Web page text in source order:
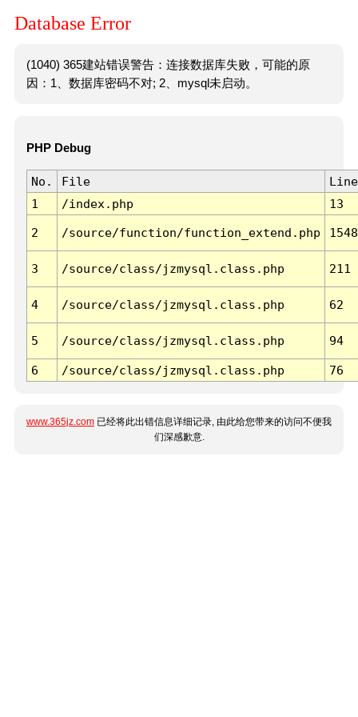
Database Error
(1040) 365建站错误警告：连接数据库失败，可能的原
因：1、数据库密码不对; 2、mysql未启动。
PHP Debug
No. File
Line
1
/index.php 13
2 /source/function/function_extend.php 1548
3 /source/class/jzmysql.class.php 211
4 /source/class/jzmysql.class.php 62
5 /source/class/jzmysql.class.php 94
6 /source/class/jzmysql.class.php 76
www.365jz.com 已经将此出错信息详细记录, 由此给您带来的访问不便我
们深感歉意.